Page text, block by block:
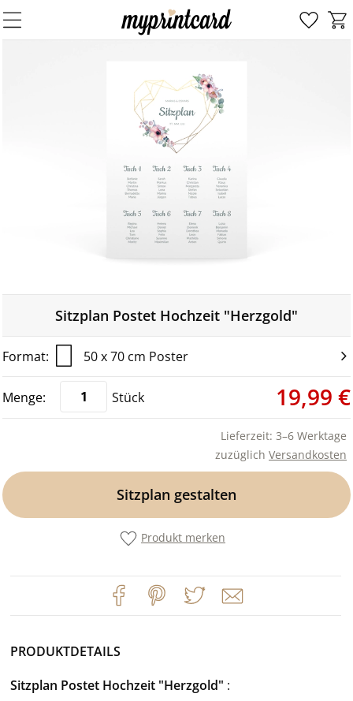
Sitzplan Postet Hochzeit "Herzgold"
50 x 70 cm Poster
Stück 19,99 €
Lieferzeit: 3–6 Werktage
zuzüglich Versandkosten
Sitzplan gestalten
Produkt merken
PRODUKTDETAILS
Sitzplan Postet Hochzeit "Herzgold"